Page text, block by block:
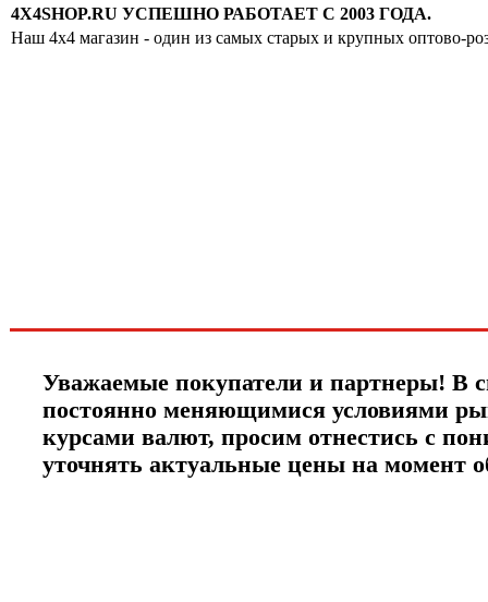
4X4SHOP.RU УСПЕШНО РАБОТАЕТ С 2003 ГОДА.
Наш 4x4 магазин - один из самых старых и крупных оптово-
Уважаемые покупатели и партнеры! В
постоянно меняющимися условиями
курсами валют, просим отнестись с
уточнять актуальные цены на момент